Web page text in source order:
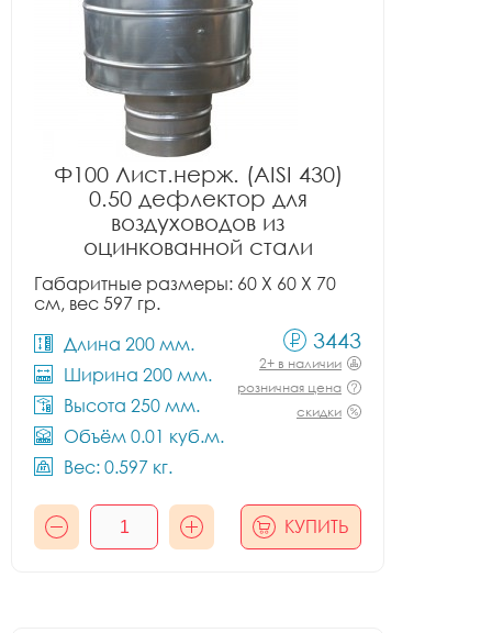
Ф100 Лист.нерж. (AISI 430)
0.50 дефлектор для
воздуховодов из
оцинкованной стали
Габаритные размеры: 60 X 60 X 70
см, вес 597 гр.
Длина 200 мм.
Ширина 200 мм.
Высота 250 мм.
Объём 0.01 куб.м.
Вес: 0.597 кг.
3443
2+ в наличии
розничная цена
скидки
КУПИТЬ